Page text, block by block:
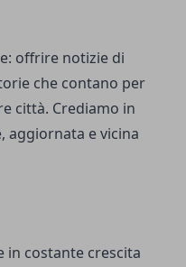
offrire notizie di
che contano per
città. Crediamo in
aggiornata e vicina
in costante crescita